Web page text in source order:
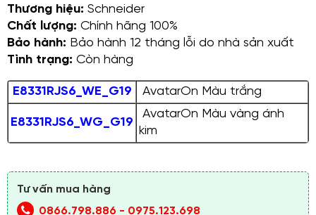
Thương hiệu: Schneider
Chất lượng: Chính hãng 100%
Bảo hành: Bảo hành 12 tháng lỗi do nhà sản xuất
Tình trạng: Còn hàng
E8331RJS6_WE_G19 AvatarOn Màu trắng
E8331RJS6_WG_G19
AvatarOn Màu vàng ánh
kim
Tư vấn mua hàng
0866.798.886 - 0975.123.698